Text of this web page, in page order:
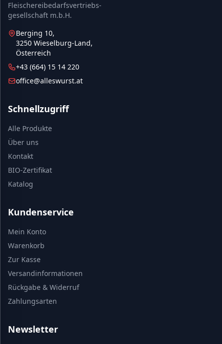
Fleischereibedarfsvertriebs-
gesellschaft m.b.H.
Berging 10,
3250 Wieselburg-Land,
Österreich
+43 (664) 15 14 220
office@alleswurst.at
Schnellzugriff
Alle Produkte
Über uns
Kontakt
BIO-Zertifikat
Katalog
Kundenservice
Mein Konto
Warenkorb
Zur Kasse
Versandinformationen
Rückgabe & Widerruf
Zahlungsarten
Newsletter